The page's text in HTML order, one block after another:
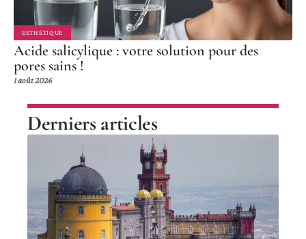
ESTHÉTIQUE
Acide salicylique : votre solution pour des
pores sains !
1 août 2026
Derniers articles